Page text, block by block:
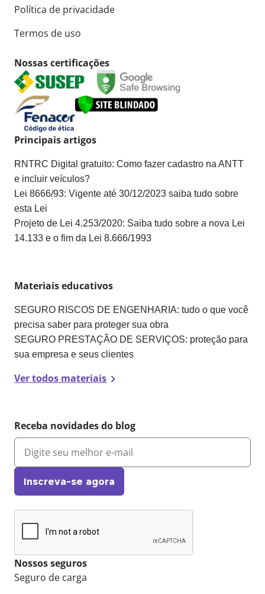
Política de privacidade
Termos de uso
Nossas certificações
Nossos seguros
Seguro de carga
Principais artigos
RNTRC Digital gratuito: Como fazer cadastro na ANTT
e incluir veículos?
Lei 8666/93: Vigente até 30/12/2023 saiba tudo sobre
esta Lei
Projeto de Lei 4.253/2020: Saiba tudo sobre a nova Lei
14.133 e o fim da Lei 8.666/1993
Materiais educativos
SEGURO RISCOS DE ENGENHARIA: tudo o que você
precisa saber para proteger sua obra
SEGURO PRESTAÇÃO DE SERVIÇOS: proteção para
sua empresa e seus clientes
Ver todos materiais
Receba novidades do blog
Inscreva-se agora